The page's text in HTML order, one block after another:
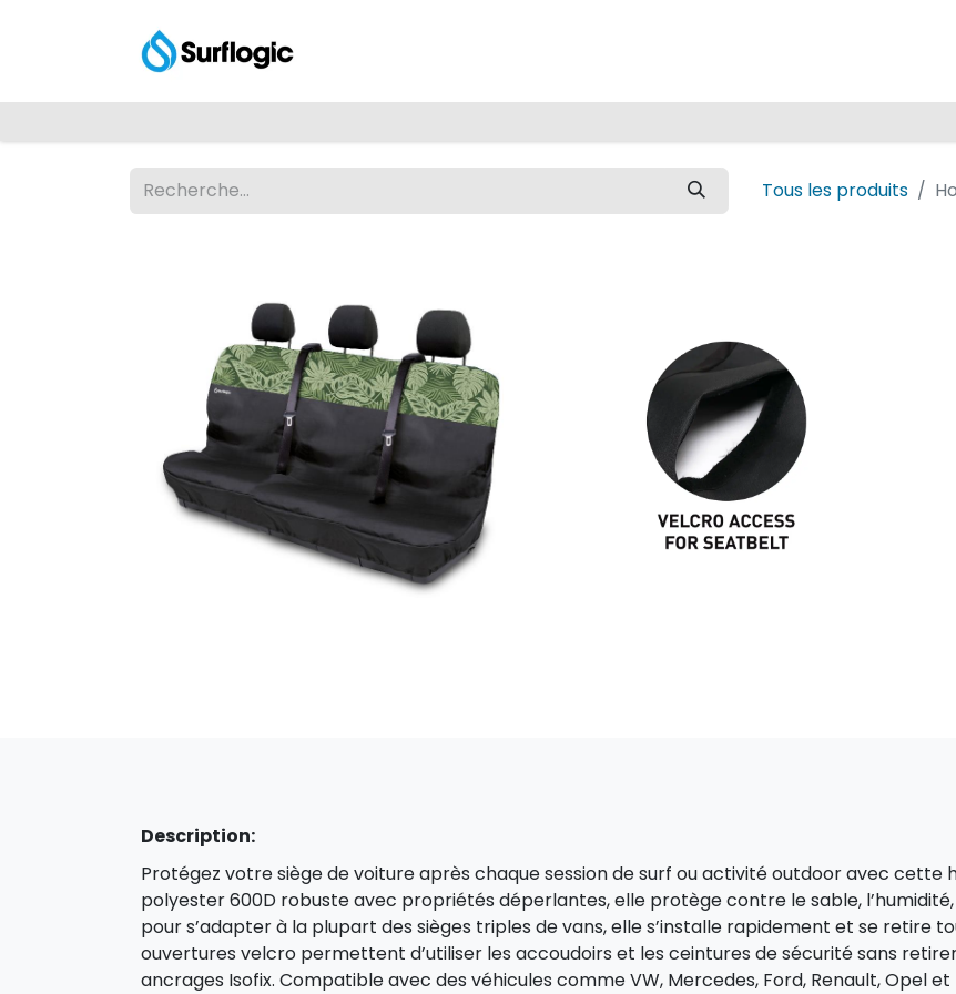
Tous les produits
Description:
Protégez votre siège de voiture après chaque session de surf ou activité outdoor avec cette
polyester 600D robuste avec propriétés déperlantes, elle protège contre le sable,
pour s’adapter à la plupart des sièges triples de vans, elle s’installe rapidement et se retire
ouvertures velcro permettent d’utiliser les accoudoirs et les ceintures de sécurité sans
ancrages Isofix. Compatible avec des véhicules comme VW, Mercedes, Ford, Renault, Opel et